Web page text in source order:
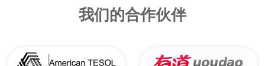
我们的合作伙伴